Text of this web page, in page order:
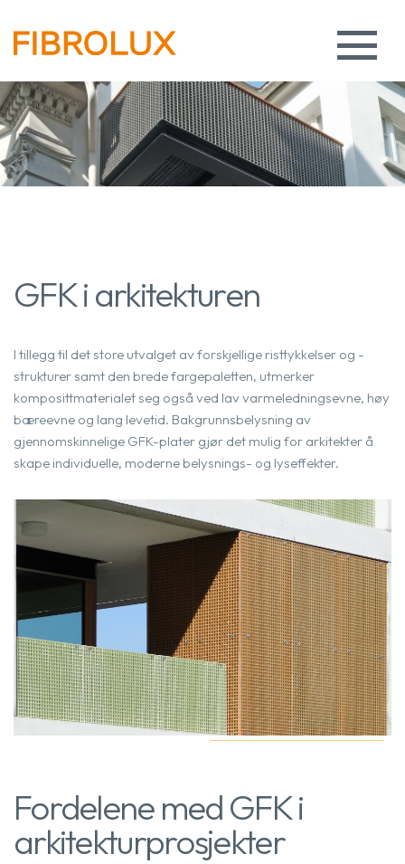
GFK i arkitekturen
I tillegg til det store utvalget av forskjellige risttykkelser og -
strukturer samt den brede fargepaletten, utmerker
komposittmaterialet seg også ved lav varmeledningsevne, høy
bæreevne og lang levetid. Bakgrunnsbelysning av
gjennomskinnelige GFK-plater gjør det mulig for arkitekter å
skape individuelle, moderne belysnings- og lyseffekter.
Fordelene med GFK i
arkitekturprosjekter